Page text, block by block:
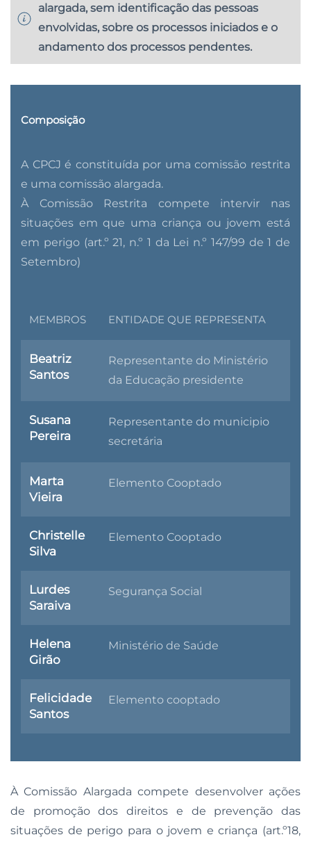
alargada, sem identificação das pessoas
envolvidas, sobre os processos iniciados e o
andamento dos processos pendentes.
Composição
A CPCJ é constituída por uma comissão restrita
e uma comissão alargada.
À Comissão Restrita compete intervir nas
situações em que uma criança ou jovem está
em perigo (art.º 21, n.º 1 da Lei n.º 147/99 de 1 de
Setembro)
MEMBROS ENTIDADE QUE REPRESENTA
Beatriz
Santos
Representante do Ministério
da Educação presidente
Susana
Pereira
Representante do municipio
secretária
Marta
Vieira
Elemento Cooptado
Christelle
Silva
Elemento Cooptado
Lurdes
Saraiva
Segurança Social
Helena
Girão
Ministério de Saúde
Felicidade
Santos
Elemento cooptado
À Comissão Alargada compete desenvolver ações
de promoção dos direitos e de prevenção das
situações de perigo para o jovem e criança (art.º18,